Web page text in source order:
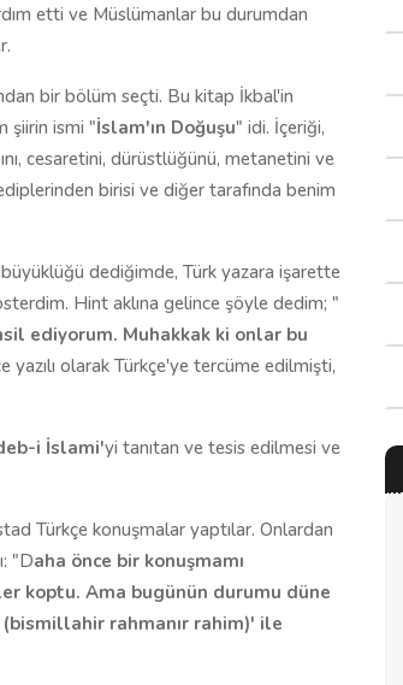
etti ve Müslümanlar bu durumdan
bir bölüm seçti. Bu kitap İkbal'in
şiirin ismi "İslam'ın Doğuşu" idi. İçeriği,
cesaretini, dürüstlüğünü, metanetini ve
birisi ve diğer tarafında benim
büyüklüğü dediğimde, Türk yazara işarette
Hint aklına gelince şöyle dedim; "
ediyorum. Muhakkak ki onlar bu
yazılı olarak Türkçe'ye tercüme edilmişti,
i İslami'yi tanıtan ve tesis edilmesi ve
Türkçe konuşmalar yaptılar. Onlardan
"Daha önce bir konuşmamı
koptu. Ama bugünün durumu düne
rahmanır rahim)' ile